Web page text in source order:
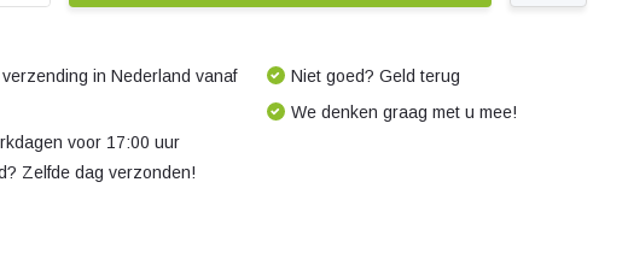
in Nederland vanaf
voor 17:00 uur
Zelfde dag verzonden!
Niet goed? Geld terug
We denken graag met u mee!